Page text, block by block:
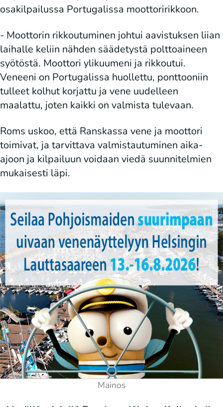
osakilpailussa Portugalissa moottoririkkoon.
- Moottorin rikkoutuminen johtui aavistuksen liian
laihalle keliin nähden säädetystä polttoaineen
syötöstä. Moottori ylikuumeni ja rikkoutui.
Veneeni on Portugalissa huollettu, ponttooniin
tulleet kolhut korjattu ja vene uudelleen
maalattu, joten kaikki on valmista tulevaan.
Roms uskoo, että Ranskassa vene ja moottori
toimivat, ja tarvittava valmistautuminen aika-
ajoon ja kilpailuun voidaan viedä suunnitelmien
mukaisesti läpi.